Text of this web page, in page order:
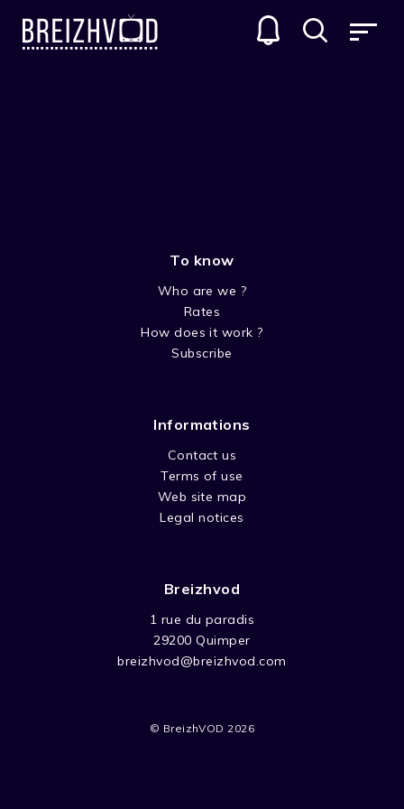
Jean-Luc François
To know
Who are we ?
Rates
How does it work ?
Subscribe
Informations
Contact us
Terms of use
Web site map
Legal notices
Breizhvod
1 rue du paradis
29200 Quimper
breizhvod@breizhvod.com
© BreizhVOD 2026